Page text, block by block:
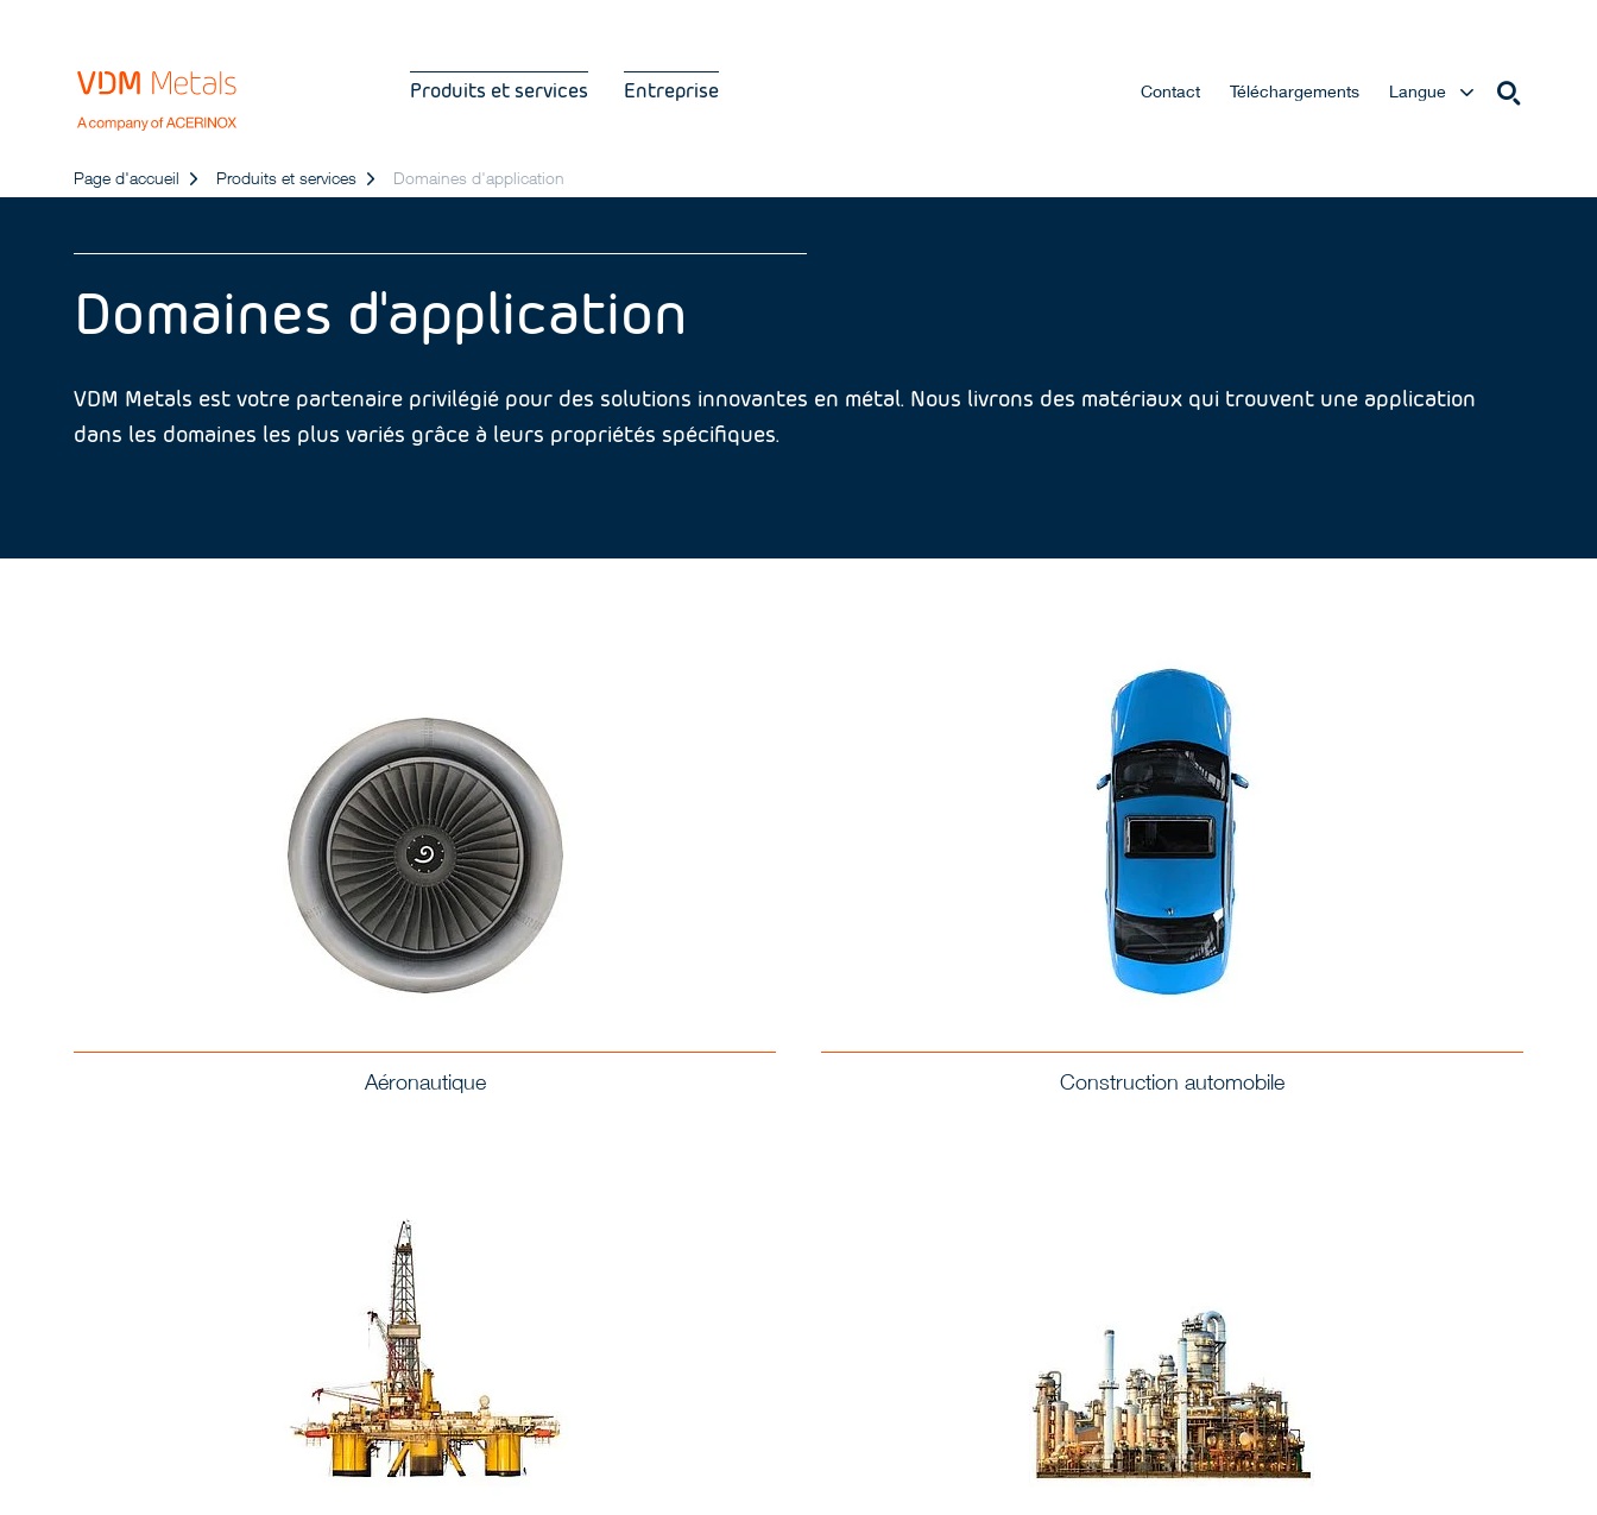
Produits et services Entreprise Contact Téléchargements Langue
Page d'accueil Produits et services Domaines d'application
Domaines d'application
VDM Metals est votre partenaire privilégié pour des solutions innovantes en métal. Nous livrons des matériaux qui trouvent une application
dans les domaines les plus variés grâce à leurs propriétés spécifiques.
Aéronautique Construction automobile